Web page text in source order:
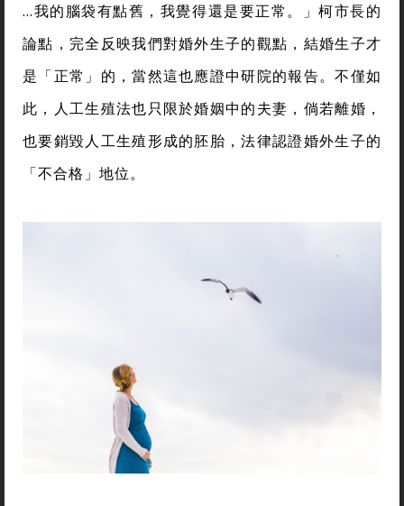
…我的腦袋有點舊，我覺得還是要正常。」柯市長的
論點，完全反映我們對婚外生子的觀點，結婚生子才
是「正常」的，當然這也應證中研院的報告。不僅如
此，人工生殖法也只限於婚姻中的夫妻，倘若離婚，
也要銷毀人工生殖形成的胚胎，法律認證婚外生子的
「不合格」地位。